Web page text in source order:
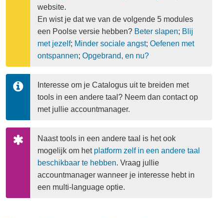
website.
En wist je dat we van de volgende 5 modules
een Poolse versie hebben? Beter slapen; Blij
met jezelf; Minder sociale angst; Oefenen met
ontspannen; Opgebrand, en nu?
Interesse om je Catalogus uit te breiden met
tools in een andere taal? Neem dan contact op
met jullie accountmanager.
Naast tools in een andere taal is het ook
mogelijk om het platform zelf in een andere taal
beschikbaar te hebben. Vraag jullie
accountmanager wanneer je interesse hebt in
een multi-language optie.